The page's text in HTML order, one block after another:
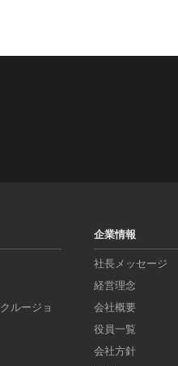
ルージョ
企業情報
社長メッセージ
経営理念
会社概要
役員一覧
会社方針